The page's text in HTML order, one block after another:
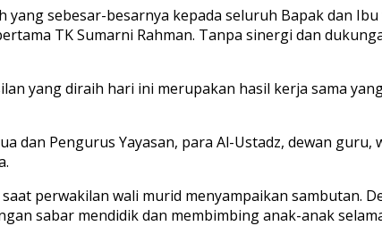
yang sebesar-besarnya kepada seluruh Bapak dan
TK Sumarni Rahman. Tanpa sinergi dan
yang diraih hari ini merupakan hasil kerja sama
dan Pengurus Yayasan, para Al-Ustadz, dewan
perwakilan wali murid menyampaikan
sabar mendidik dan membimbing anak-anak